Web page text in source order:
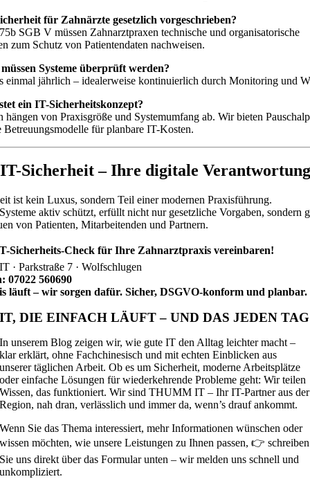
für Zahnärzte gesetzlich vorgeschrieben?
SGB V müssen Zahnarztpraxen technische und organisatorische
zum Schutz von Patientendaten nachweisen.
Systeme überprüft werden?
einmal jährlich – idealerweise kontinuierlich durch Monitoring und
ein IT-Sicherheitskonzept?
hängen von Praxisgröße und Systemumfang ab. Wir bieten
Betreuungsmodelle für planbare IT-Kosten.
Sicherheit – Ihre digitale Verantwortung
ist kein Luxus, sondern Teil einer modernen Praxisführung.
aktiv schützt, erfüllt nicht nur gesetzliche Vorgaben, sondern
von Patienten, Mitarbeitenden und Partnern.
Sicherheits-Check für Ihre Zahnarztpraxis vereinbaren!
· Parkstraße 7 · Wolfschlugen
07022 560690
läuft – wir sorgen dafür. Sicher, DSGVO-konform und planbar.
IT, DIE EINFACH LÄUFT – UND DAS JEDEN TAG
In unserem Blog zeigen wir, wie gute IT den Alltag leichter macht –
klar erklärt, ohne Fachchinesisch und mit echten Einblicken aus
unserer täglichen Arbeit. Ob es um Sicherheit, moderne Arbeitsplätze
oder einfache Lösungen für wiederkehrende Probleme geht: Wir teilen
Wissen, das funktioniert. Wir sind THUMM IT – Ihr IT-Partner aus der
Region, nah dran, verlässlich und immer da, wenn’s drauf ankommt.
Wenn Sie das Thema interessiert, mehr Informationen wünschen oder
wissen möchten, wie unsere Leistungen zu Ihnen passen, 👉 schreiben
Sie uns direkt über das Formular unten – wir melden uns schnell und
unkompliziert.